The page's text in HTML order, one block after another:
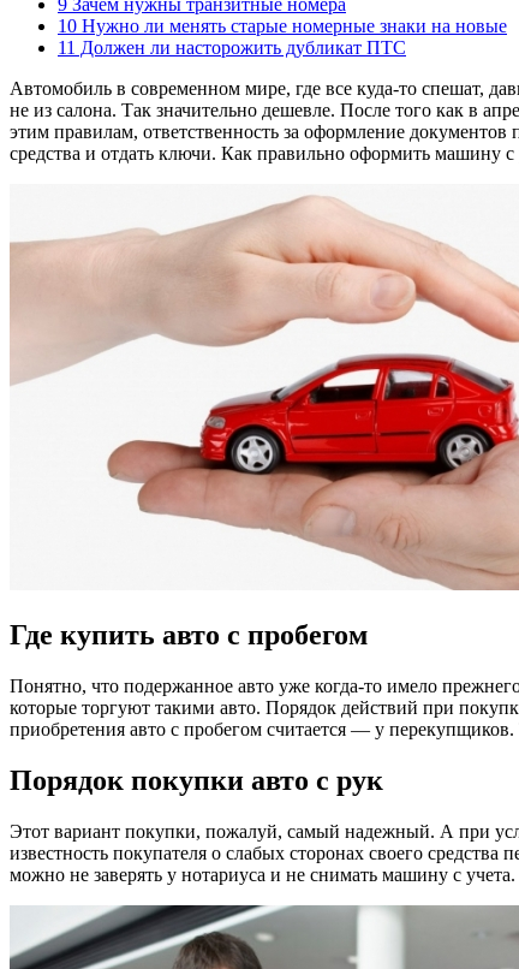
10 Нужно ли менять старые номерные знаки на новые
11 Должен ли насторожить дубликат ПТС
Автомобиль в современном мире, где все куда-то спешат,
не из салона. Так значительно дешевле. После того как в
этим правилам, ответственность за оформление
средства и отдать ключи. Как правильно оформить машину
Где купить авто с пробегом
Понятно, что подержанное авто уже когда-то имело
которые торгуют такими авто. Порядок действий при
приобретения авто с пробегом считается — у
Порядок покупки авто с рук
Этот вариант покупки, пожалуй, самый надежный. А при
известность покупателя о слабых сторонах своего
можно не заверять у нотариуса и не снимать машину с учета.